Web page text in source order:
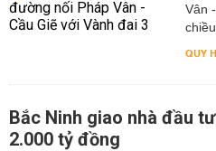
Vân
QUY
Bắc Ninh giao nhà đầu
2.000 tỷ đồng